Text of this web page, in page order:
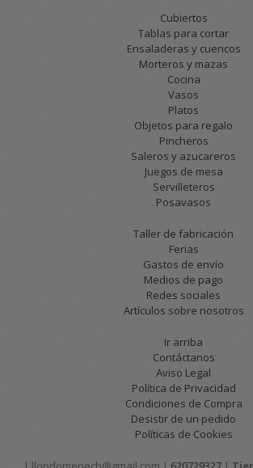
Cubiertos
Tablas para cortar
Ensaladeras y cuencos
Morteros y mazas
Cocina
Vasos
Platos
Objetos para regalo
Pincheros
Saleros y azucareros
Juegos de mesa
Servilleteros
Posavasos
Taller de fabricación
Ferias
Gastos de envío
Medios de pago
Redes sociales
Artículos sobre nosotros
Ir arriba
Contáctanos
Aviso Legal
Política de Privacidad
Condiciones de Compra
Desistir de un pedido
Políticas de Cookies